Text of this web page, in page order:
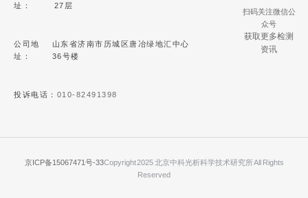
址：
27层
公司地
址：
山东省济南市历城区唐冶绿地汇中心
36号楼
投诉电话： 010-82491398
扫码关注微信公
众号
获取更多检测
资讯
京ICP备15067471号-33Copyright 2025 北京中科光析科学技术研究所 All Rights
Reserved